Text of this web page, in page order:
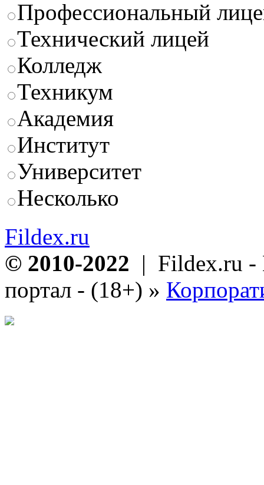
Профессиональный
Технический лицей
Колледж
Техникум
Академия
Институт
Университет
Несколько
Fildex.ru
© 2010-2022 | Fildex.ru -
портал - (18+) »